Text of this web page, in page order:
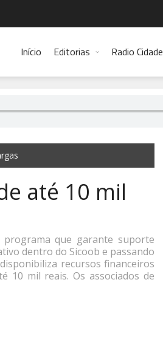
Início Editorias Radio Cidade
até 10 mil
que garante suporte
dentro do Sicoob e passando
recursos financeiros
10 mil reais. Os associados de